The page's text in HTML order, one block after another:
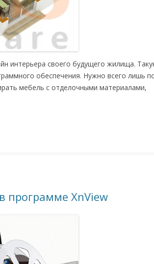
интерьера своего будущего жилища.
обеспечения. Нужно всего лишь
мебель с отделочными материалами,
программе XnView